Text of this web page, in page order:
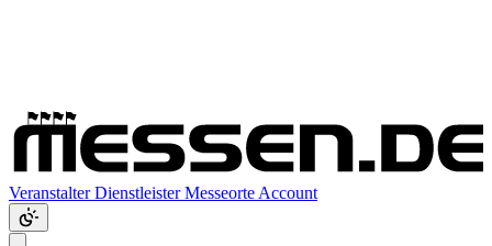
VeranstalterDienstleisterMesseorte Account